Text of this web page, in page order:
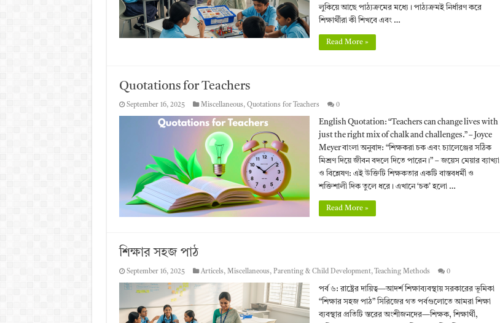
লুকিয়ে আছে পাঠ্যক্রমের মধ্যে। পাঠ্যক্রমই নির্ধারণ করে
শিক্ষার্থীরা কী শিখবে এবং …
Read More »
Quotations for Teachers
September 16, 2025 Miscellaneous, Quotations for Teachers 0
English Quotation: “Teachers can change lives with
just the right mix of chalk and challenges.” – Joyce
Meyer বাংলা অনুবাদ: “শিক্ষকরা চক এবং চ্যালেঞ্জের সঠিক
মিশ্রণ দিয়ে জীবন বদলে দিতে পারেন।” – জয়েস মেয়ার ব্যাখ্যা
ও বিশ্লেষণ: এই উক্তিটি শিক্ষকতার একটি বাস্তবধর্মী ও
শক্তিশালী দিক তুলে ধরে। এখানে ‘চক’ হলো …
Read More »
শিক্ষার সহজ পাঠ
September 16, 2025 Articels, Miscellaneous, Parenting & Child Development, Teaching Methods 0
পর্ব ৬: রাষ্ট্রের দায়িত্ব—আদর্শ শিক্ষাব্যবস্থায় সরকারের ভূমিকা
“শিক্ষার সহজ পাঠ” সিরিজের গত পর্বগুলোতে আমরা শিক্ষা
ব্যবস্থার প্রতিটি স্তরের অংশীজনদের—শিক্ষক, শিক্ষার্থী,